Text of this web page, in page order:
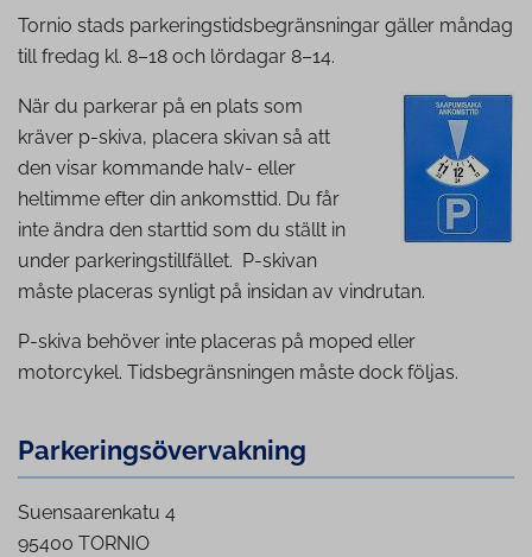
Tornio stads parkeringstidsbegränsningar gäller måndag
till fredag kl. 8–18 och lördagar 8–14.
När du parkerar på en plats som
kräver p-skiva, placera skivan så att
den visar kommande halv- eller
heltimme efter din ankomsttid. Du får
inte ändra den starttid som du ställt in
under parkeringstillfället. P-skivan
måste placeras synligt på insidan av vindrutan.
P-skiva behöver inte placeras på moped eller
motorcykel. Tidsbegränsningen måste dock följas.
Par­ke­rings­ö­ver­vak­ning
Suensaarenkatu 4
95400 TORNIO